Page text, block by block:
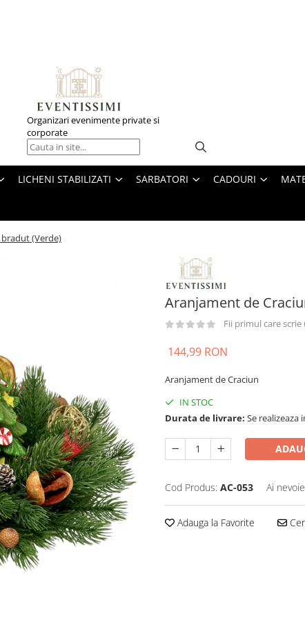
Organizari evenimente private si
corporate
LICHENI STABILIZATI SARBATORI CADOURI
(Verde)
Aranjament de
Fii primul care scrie
144,99 RON
Aranjament de Craciun
IN STOC
Durata de livrare: Se realizeaza
Cod Produs: AC-053 Ai
Adauga la Favorite